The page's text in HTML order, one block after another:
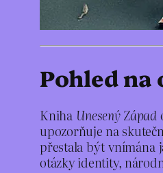
Pohled na
Kniha Unesený Západ
upozorňuje na
přestala být vnímána
otázky identity,